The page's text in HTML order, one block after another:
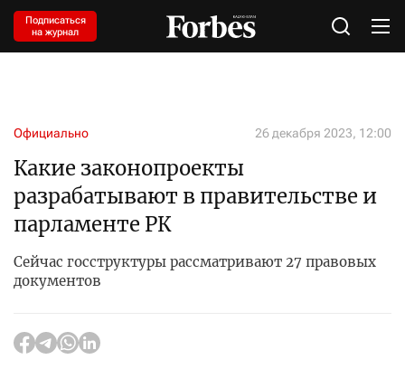
Подписаться
на журнал
Официально 26 декабря 2023, 12:00
Какие законопроекты
разрабатывают в правительстве и
парламенте РК
Сейчас госструктуры рассматривают 27 правовых
документов